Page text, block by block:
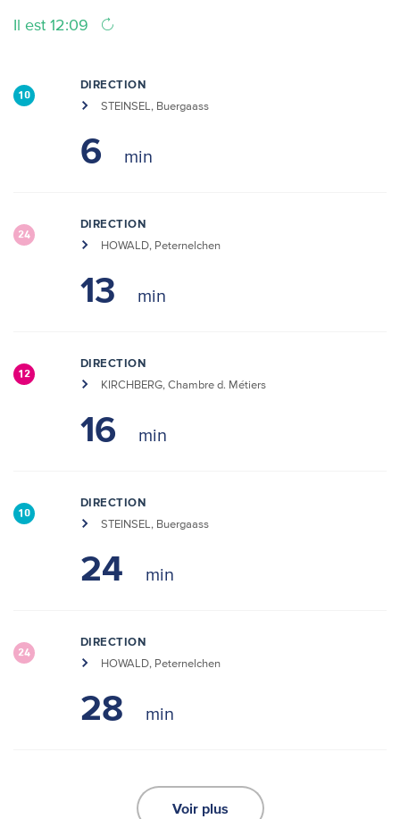
Il est 12:09
10
DIRECTION
STEINSEL, Buergaass
6
24
DIRECTION
HOWALD, Peternelchen
13
12
DIRECTION
KIRCHBERG, Chambre d. Métiers
16
10
DIRECTION
STEINSEL, Buergaass
24
24
DIRECTION
HOWALD, Peternelchen
28
Voir plus